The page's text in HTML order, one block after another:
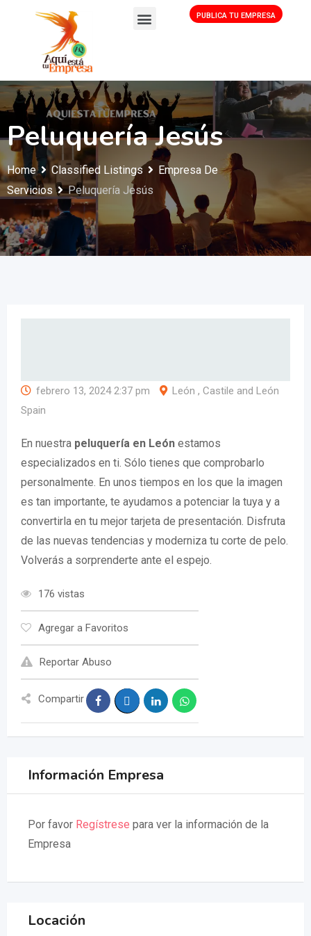
PUBLICA TU EMPRESA
Peluquería Jesús
Home Classified Listings
Empresa De
Servicios
Peluquería Jesús
febrero 13, 2024 2:37 pm
León , Castile and León
Spain
En nuestra peluquería en León estamos
especializados en ti. Sólo tienes que comprobarlo
personalmente. En unos tiempos en los que la imagen
es tan importante, te ayudamos a potenciar la tuya y a
convertirla en tu mejor tarjeta de presentación. Disfruta
de las nuevas tendencias y moderniza tu corte de pelo.
Volverás a sorprenderte ante el espejo.
176 vistas
Agregar a Favoritos
Reportar Abuso
Compartir
Información Empresa
Por favor Regístrese para ver la información de la
Empresa
Locación